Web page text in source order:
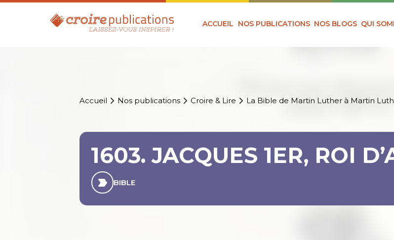
ACCUEIL NOS PUBLICATIONS NOS BLOGS QUI
Accueil Nos publications Croire & Lire La Bible de Martin Luther à Martin
1603. JACQUES 1ER, ROI
BIBLE